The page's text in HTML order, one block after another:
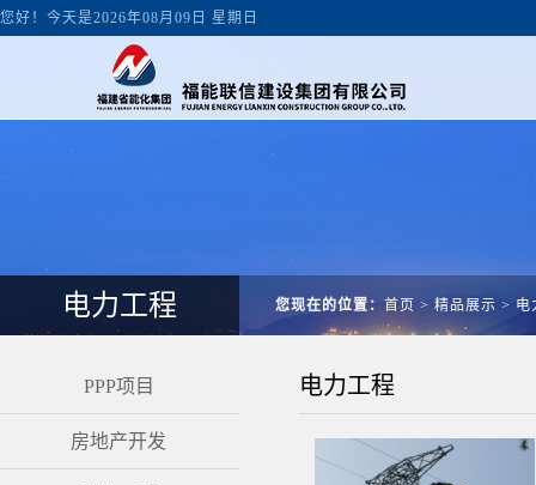
您好！今天是2026年08月09日 星期日
电力工程 您现在的位置： 首页 > 精品展示 > 电
PPP项目
房地产开发
电力工程